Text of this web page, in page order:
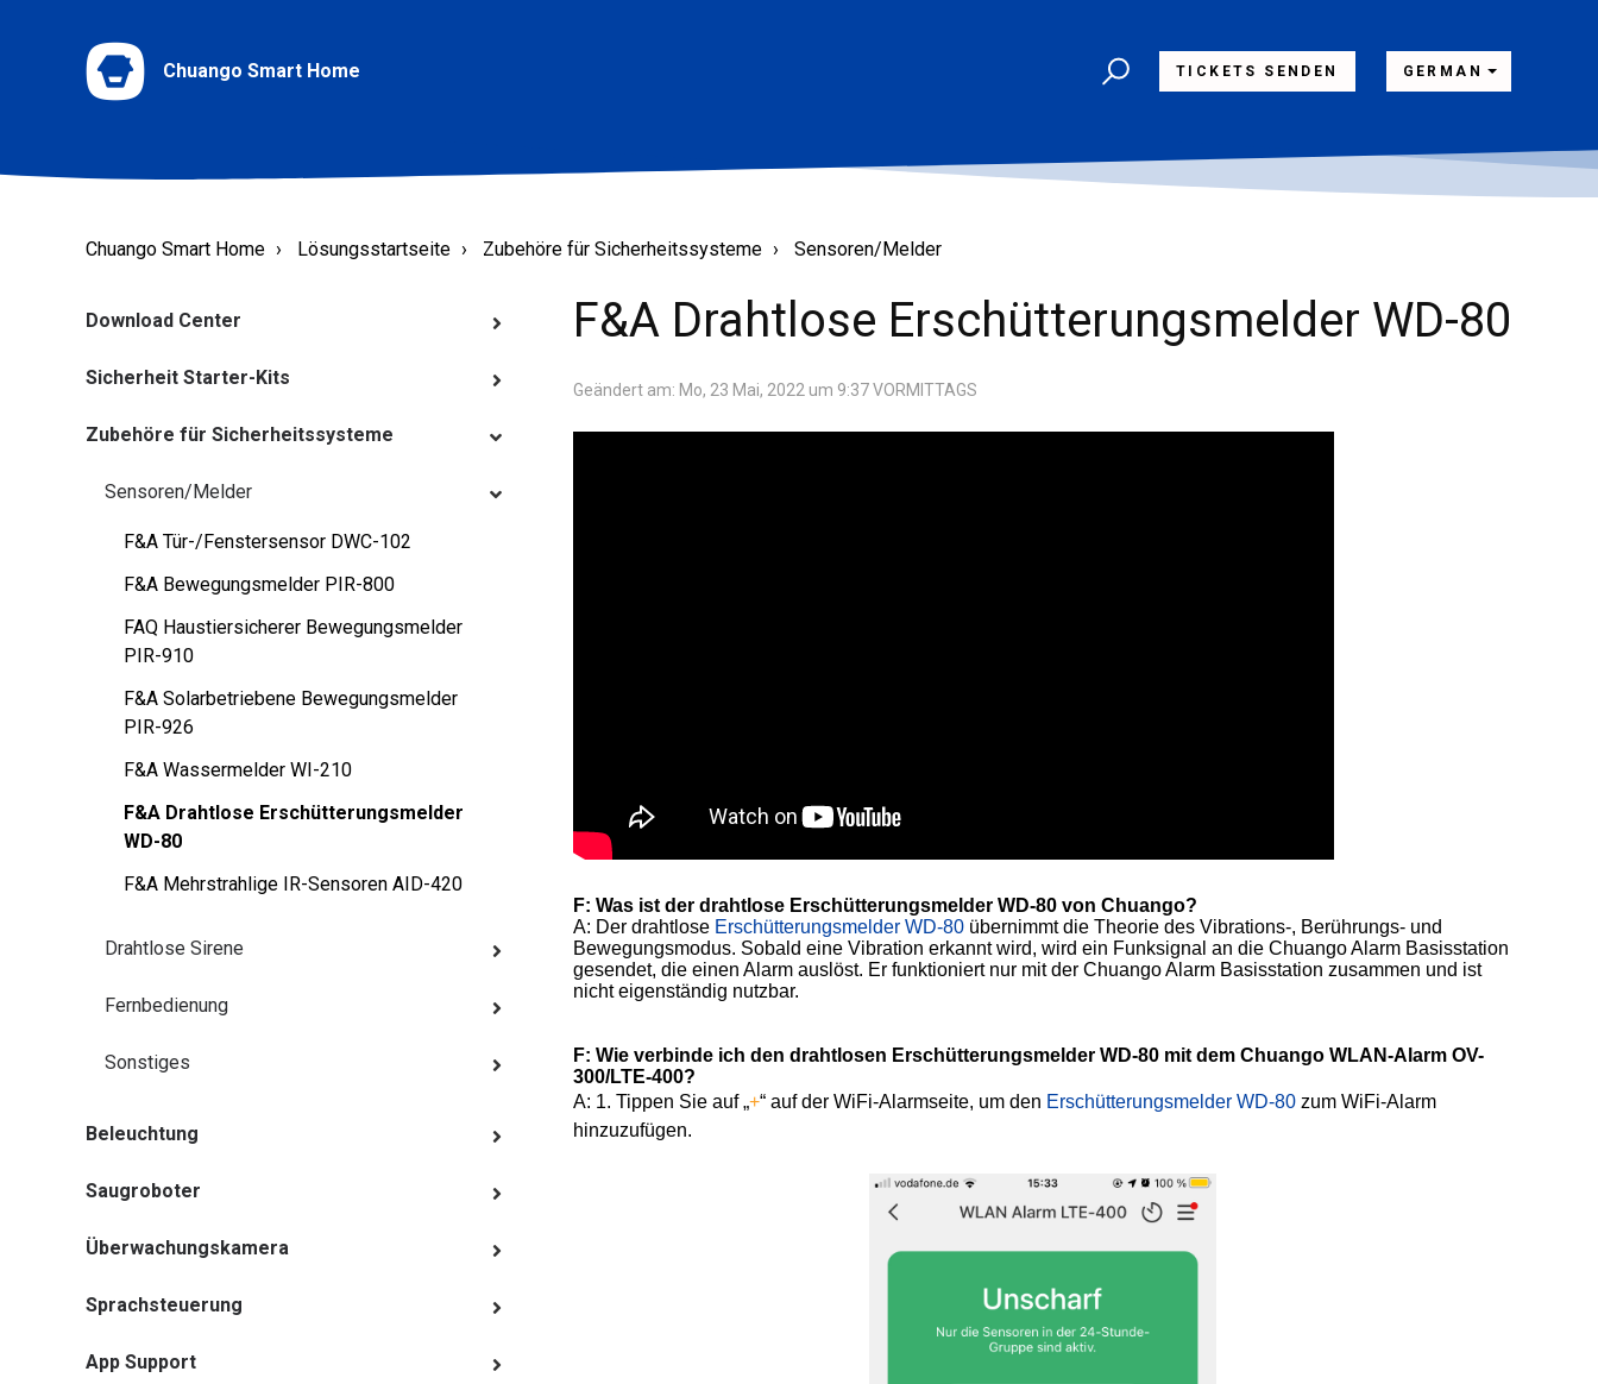
Chuango Smart Home TICKETS SENDEN GERMAN
Chuango Smart Home Lösungsstartseite Zubehöre für Sicherheitssysteme Sensoren/Melder
Download Center
Sicherheit Starter-Kits
Zubehöre für Sicherheitssysteme
Sensoren/Melder
F&A Tür-/Fenstersensor DWC-102
F&A Bewegungsmelder PIR-800
FAQ Haustiersicherer Bewegungsmelder
PIR-910
F&A Solarbetriebene Bewegungsmelder
PIR-926
F&A Wassermelder WI-210
F&A Drahtlose Erschütterungsmelder
WD-80
F&A Mehrstrahlige IR-Sensoren AID-420
Drahtlose Sirene
Fernbedienung
Sonstiges
Beleuchtung
Saugroboter
Überwachungskamera
Sprachsteuerung
App Support
F&A Drahtlose Erschütterungsmelder WD-80
Geändert am: Mo, 23 Mai, 2022 um 9:37 VORMITTAGS
F: Was ist der drahtlose Erschütterungsmelder WD-80 von Chuango?
A: Der drahtlose Erschütterungsmelder WD-80 übernimmt die Theorie des Vibrations-, Berührungs- und
Bewegungsmodus. Sobald eine Vibration erkannt wird, wird ein Funksignal an die Chuango Alarm Basisstation
gesendet, die einen Alarm auslöst. Er funktioniert nur mit der Chuango Alarm Basisstation zusammen und ist
nicht eigenständig nutzbar.
F: Wie verbinde ich den drahtlosen Erschütterungsmelder WD-80 mit dem Chuango WLAN-Alarm OV-
300/LTE-400?
A: 1. Tippen Sie auf „+“ auf der WiFi-Alarmseite, um den Erschütterungsmelder WD-80 zum WiFi-Alarm
hinzuzufügen.